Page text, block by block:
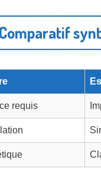
Comparatif
requis